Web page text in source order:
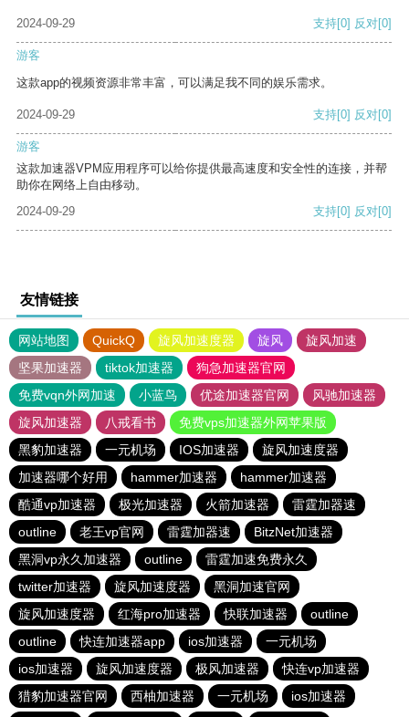
2024-09-29 支持[0] 反对[0]
游客
这款app的视频资源非常丰富，可以满足我不同的娱乐需求。
2024-09-29 支持[0] 反对[0]
游客
这款加速器VPM应用程序可以给你提供最高速度和安全性的连接，并帮
助你在网络上自由移动。
2024-09-29
支持[0] 反对[0]
友情链接
网站地图 QuickQ 旋风加速度器 旋风
旋风加速
坚果加速器
tiktok加速器
狗急加速器官网
免费vqn外网加速
小蓝鸟 优途加速器官网
风驰加速器
旋风加速器
八戒看书
免费vps加速器外网苹果版
黑豹加速器
一元机场 IOS加速器
旋风加速度器
加速器哪个好用
hammer加速器
hammer加速器
酷通vp加速器
极光加速器 火箭加速器
雷霆加器速
outline
老王vp官网 雷霆加器速
BitzNet加速器
黑洞vp永久加速器
outline
雷霆加速免费永久
twitter加速器
旋风加速度器
黑洞加速官网
旋风加速度器
红海pro加速器 快联加速器
outline
outline
快连加速器app ios加速器
一元机场
ios加速器
旋风加速度器 极风加速器
快连vp加速器
猎豹加速器官网
西柚加速器 一元机场
ios加速器